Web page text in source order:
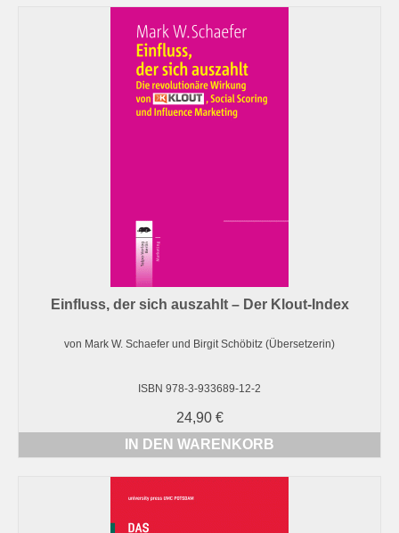
Einfluss, der sich auszahlt – Der Klout-Index
von Mark W. Schaefer und Birgit Schöbitz (Übersetzerin)
ISBN 978-3-933689-12-2
24,90 €
IN DEN WARENKORB